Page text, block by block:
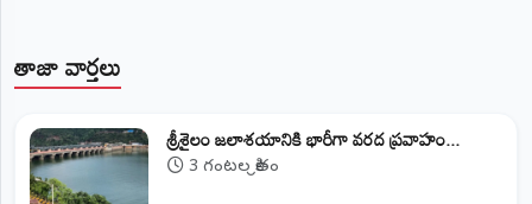
తాజా వార్తలు
శ్రీశైలం జలాశయానికి భారీగా వరద ప్రవాహం...
3 గంటల క్రితం